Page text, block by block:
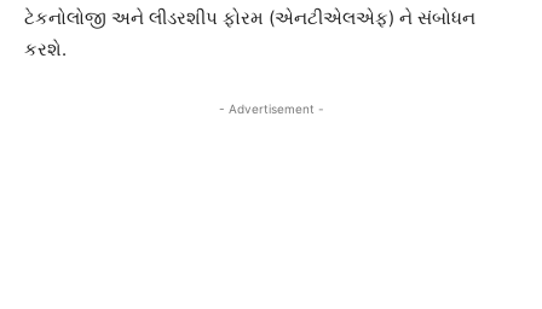
ટેકનોલોજી અને લીડરશીપ ફોરમ (એનટીએલએફ) ને સંબોધન
કરશે.
- Advertisement -